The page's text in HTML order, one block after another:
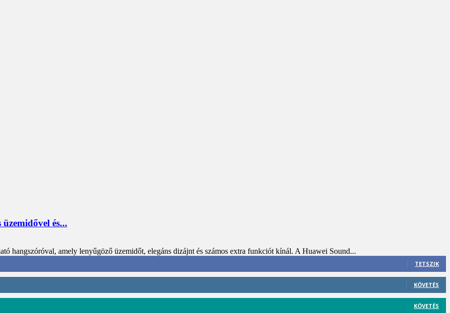
és...
hangszóróval, amely lenyűgöző üzemidőt, elegáns dizájnt és számos extra funkciót kínál. A Huawei Sound...
TETSZIK
KÖVETÉS
KÖVETÉS